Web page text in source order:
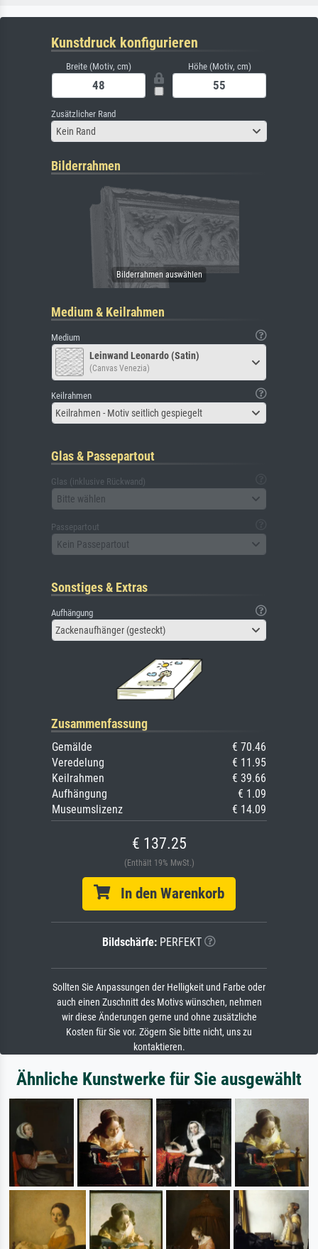
Kunstdruck konfigurieren
Breite (Motiv, cm) Höhe (Motiv, cm)
Zusätzlicher Rand
Kein Rand
Bilderrahmen
Medium & Keilrahmen
Medium
Leinwand Leonardo (Satin)
(Canvas Venezia)
Keilrahmen
Keilrahmen - Motiv seitlich gespiegelt
Glas & Passepartout
Glas (inklusive Rückwand)
Bitte wählen
Passepartout
Kein Passepartout
Sonstiges & Extras
Aufhängung
Zackenaufhänger (gesteckt)
Zusammenfassung
Gemälde
€ 70.46
Veredelung
€ 11.95
Keilrahmen
€ 39.66
Aufhängung
€ 1.09
Museumslizenz
€ 14.09
€ 137.25
(Enthält 19% MwSt.)
In den Warenkorb
Bildschärfe: PERFEKT
Sollten Sie Anpassungen der Helligkeit und Farbe oder
auch einen Zuschnitt des Motivs wünschen, nehmen
wir diese Änderungen gerne und ohne zusätzliche
Kosten für Sie vor. Zögern Sie bitte nicht, uns zu
kontaktieren.
Ähnliche Kunstwerke für Sie ausgewählt